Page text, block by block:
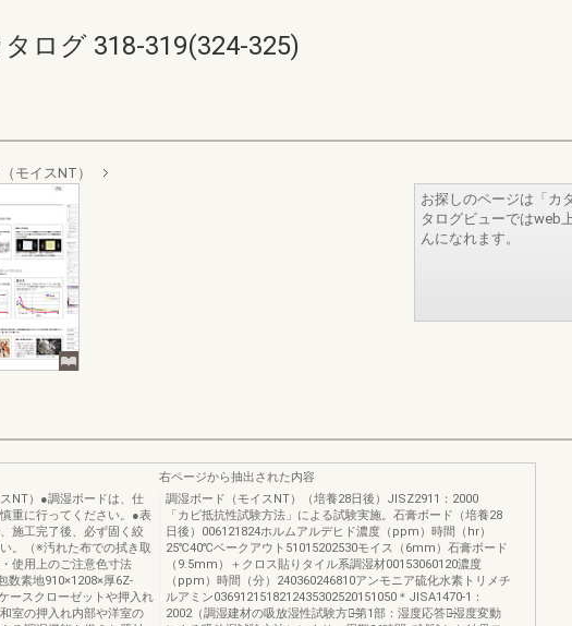
ログ 318-319(324-325)
モイスNT）
お探しのページは「カ
タログビューではweb
んになれます。
NT）●調湿ボードは、仕
重に行ってください。●表
施工完了後、必ず固く絞
。（※汚れた布での拭き取
使用上のご注意色寸法
数素地910×1208×厚6Z-
ースクローゼットや押入れ
室の押入れ内部や洋室の
右ページから抽出された内容
調湿ボード（モイスNT）（培養28日後）JISZ2911：2000
「カビ抵抗性試験方法」による試験実施。石膏ボード（培養28
日後）006121824ホルムアルデヒド濃度（ppm）時間（hr）
25℃40℃ベークアウト51015202530モイス（6mm）石膏ボード
（9.5mm）＋クロス貼りタイル系調湿材00153060120濃度
（ppm）時間（分）240360246810アンモニア硫化水素トリメチ
ルアミン0369121518212435302520151050＊JISA1470-1：
2002（調湿建材の吸放湿性試験方法̶第1部：湿度応答法̶湿度変動